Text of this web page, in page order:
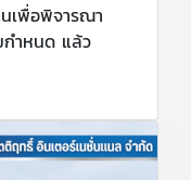
นเพื่อพิจารณา
กำหนด แล้ว